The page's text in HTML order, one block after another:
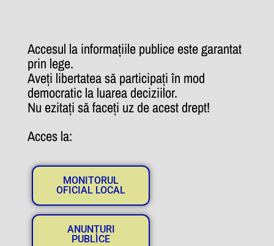
Accesul la informațiile publice este garantat
prin lege.
Aveți libertatea să participați în mod
democratic la luarea deciziilor.
Nu ezitați să faceți uz de acest drept!
Acces la:
MONITORUL
OFICIAL LOCAL
ANUNȚURI
PUBLICE